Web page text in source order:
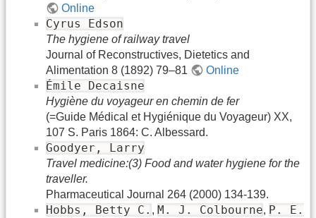
Online
Cyrus Edson
The hygiene of railway travel
Journal of Reconstructives, Dietetics and
Alimentation 8 (1892) 79–81
Online
Émile Decaisne
Hygiène du voyageur en chemin de fer
(=Guide Médical et Hygiénique du Voyageur) XX,
107 S. Paris 1864: C. Albessard.
Goodyer, Larry
Travel medicine:(3) Food and water hygiene for the
traveller.
Pharmaceutical Journal 264 (2000) 134-139.
Hobbs, Betty C. , M. J. Colbourne, P. E.